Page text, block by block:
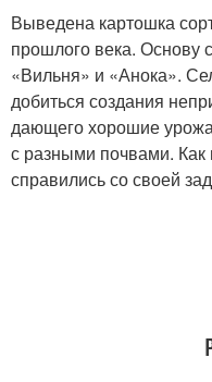
Выведена картошка
прошлого века. Основу
«Вильня» и «Анока».
добиться создания
дающего хорошие
с разными почвами. Как
справились со своей